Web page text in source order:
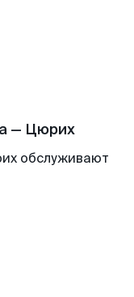
— Цюрих
обслуживают